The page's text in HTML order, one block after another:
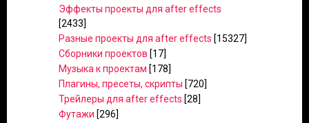
Эффекты проекты для after effects
[2433]
Разные проекты для after effects [15327]
Сборники проектов [17]
Музыка к проектам [178]
Плагины, пресеты, скрипты [720]
Трейлеры для after effects [28]
Футажи [296]